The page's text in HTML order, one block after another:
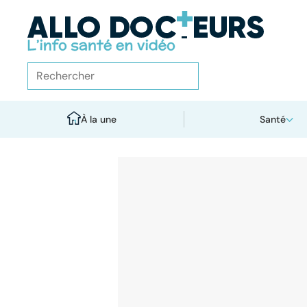
À la une Santé